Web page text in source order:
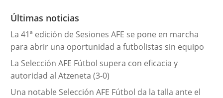
r
a
s
Últimas noticias
La 41ª edición de Sesiones AFE se pone en marcha
para abrir una oportunidad a futbolistas sin equipo
La Selección AFE Fútbol supera con eficacia y
autoridad al Atzeneta (3-0)
Una notable Selección AFE Fútbol da la talla ante el